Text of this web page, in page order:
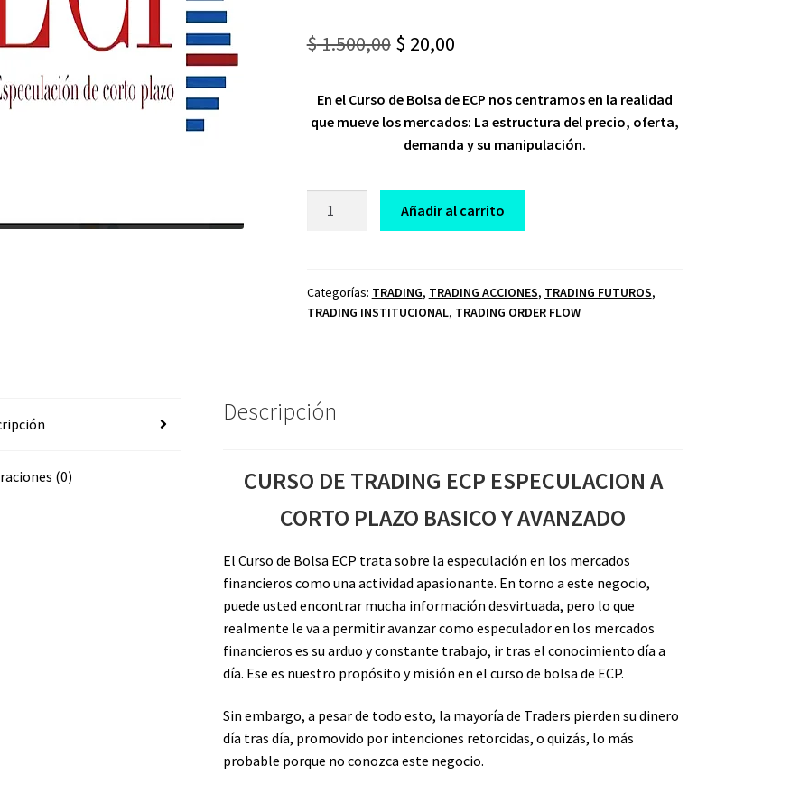
$1.500,00 Original
was:
$ 1.500,00.
$ 20,00Current
is:
$ 20,00.
En el Curso de Bolsa de ECP nos centramos en la realidad
que mueve los mercados: La estructura del precio, oferta,
demanda y su manipulación.
ESPECULACION
A
Y
Añadir al carrito
Categorías: TRADING, TRADING ACCIONES, TRADING FUTUROS,
TRADING INSTITUCIONAL, TRADING ORDER FLOW
(0)
Descripción
CURSO DE TRADING ECP ESPECULACION A
CORTO PLAZO BASICO Y AVANZADO
El Curso de Bolsa ECP trata sobre la especulación en los mercados
financieros como una actividad apasionante. En torno a este negocio,
puede usted encontrar mucha información desvirtuada, pero lo que
realmente le va a permitir avanzar como especulador en los mercados
financieros es su arduo y constante trabajo, ir tras el conocimiento día a
día. Ese es nuestro propósito y misión en el curso de bolsa de ECP.
Sin embargo, a pesar de todo esto, la mayoría de Traders pierden su dinero
día tras día, promovido por intenciones retorcidas, o quizás, lo más
probable porque no conozca este negocio.